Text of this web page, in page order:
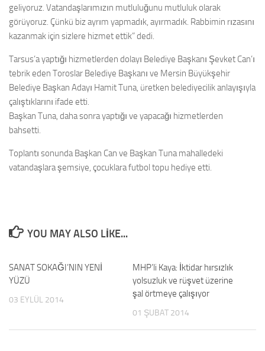
geliyoruz. Vatandaşlarımızın mutluluğunu mutluluk olarak
görüyoruz. Çünkü biz ayrım yapmadık, ayırmadık. Rabbimin rızasını
kazanmak için sizlere hizmet ettik” dedi.
Tarsus’a yaptığı hizmetlerden dolayı Belediye Başkanı Şevket Can’ı
tebrik eden Toroslar Belediye Başkanı ve Mersin Büyükşehir
Belediye Başkan Adayı Hamit Tuna, üretken belediyecilik anlayışıyla
çalıştıklarını ifade etti.
Başkan Tuna, daha sonra yaptığı ve yapacağı hizmetlerden
bahsetti.
Toplantı sonunda Başkan Can ve Başkan Tuna mahalledeki
vatandaşlara şemsiye, çocuklara futbol topu hediye etti.
YOU MAY ALSO LIKE...
SANAT SOKAĞI’NIN YENİ
YÜZÜ
03 EYLÜL 2014
MHP’li Kaya: İktidar hırsızlık
yolsuzluk ve rüşvet üzerine
şal örtmeye çalışıyor
01 ŞUBAT 2014